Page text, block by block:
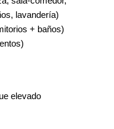
lavandería)
+ baños)
elevado